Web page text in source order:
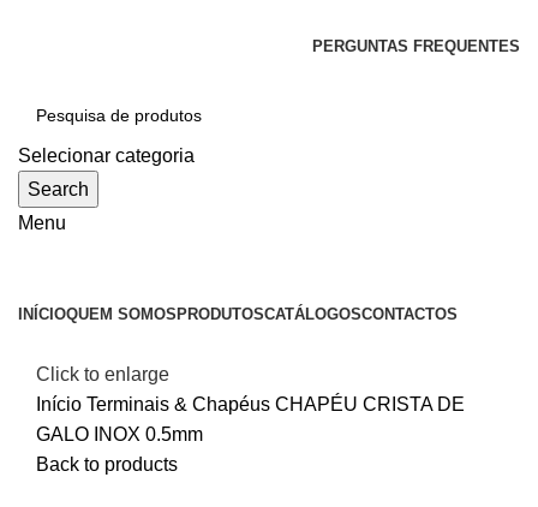
PERGUNTAS FREQUENTES
Selecionar categoria
Search
Menu
INÍCIOQUEM SOMOS PRODUTOSCATÁLOGOSCONTACTOS
Click to enlarge
Início Terminais & Chapéus CHAPÉU CRISTA DE
GALO INOX 0.5mm
Back to products